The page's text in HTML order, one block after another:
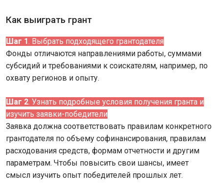
Как выиграть грант
Шаг 1. Выбрать подходящего грантодателя
Фонды отличаются направлениями работы, суммами
субсидий и требованиями к соискателям, например, по
охвату регионов и опыту.
Шаг 2. Узнать подробные условия получения гранта и
изучить заявки-победители
Заявка должна соответствовать правилам конкретного
грантодателя по объему софинансирования, правилам
расходования средств, формам отчетности и другим
параметрам. Чтобы повысить свои шансы, имеет
смысл изучить опыт победителей прошлых лет.